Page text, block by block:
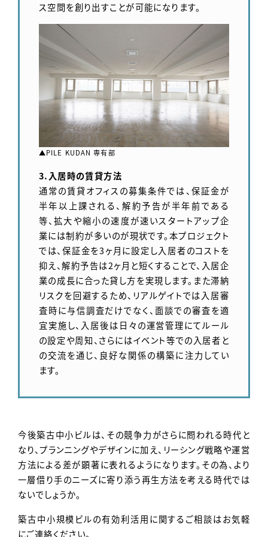
ス空間を創り出すことが可能になります。
▲PILE KUDAN 専有部
3.入居時の賃貸方法
通常の賃貸オフィスの募集条件では、保証金が
半年以上課される、解約予告が半年前である
等、拡大や縮小の速度が速いスタートアップ企
業には制約が多いのが現状です。本プロジェクト
では、保証金を3ヶ月に設定し入居者のコストを
抑え、解約予告は2ヶ月と短くすることで、入居企
業の成長に合った貸し方を実現します。また滞納
リスクを回避するため、リアルゲイトでは入居審
査時に与信調査だけでなく、面談での審査を適
宜実施し、入居後は日々の運営管理にてルール
の設定や周知、さらにはイベント等での入居者と
の交流を通じ、良好な関係の構築に注力してい
ます。
今後築古中小ビルは、その競争力がさらに問われる時代と
なり、プランニングやデザインに加え、リーシング戦略や運営
方法による差が顕著に表れるようになります。その為、より
一層借り手のニーズに寄り添う再生方法を考える時代では
ないでしょうか。
築古中小規模ビルの有効利活用に関するご相談はお気軽
にご連絡ください。